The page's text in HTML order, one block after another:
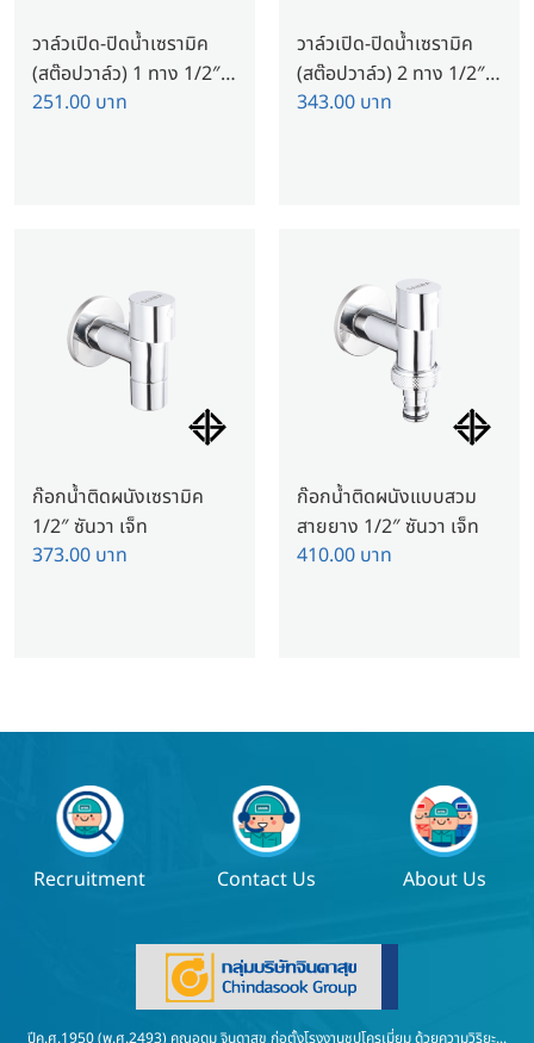
วาล์วเปิด-ปิดน้ำเซรามิค
(สต๊อปวาล์ว) 1 ทาง 1/2″
ซันวา เจ็ท
251.00 บาท
วาล์วเปิด-ปิดน้ำเซรามิค
(สต๊อปวาล์ว) 2 ทาง 1/2″
ซันวา เจ็ท
343.00 บาท
ก๊อกน้ำติดผนังเซรามิค
1/2″ ซันวา เจ็ท
373.00 บาท
ก๊อกน้ำติดผนังแบบสวม
สายยาง 1/2″ ซันวา เจ็ท
410.00 บาท
Recruitment Contact Us About Us
ปีค.ศ.1950 (พ.ศ.2493) คุณอุดม จินดาสุข ก่อตั้งโรงงานชุปโครเมี่ยม ด้วยความวิริยะ...